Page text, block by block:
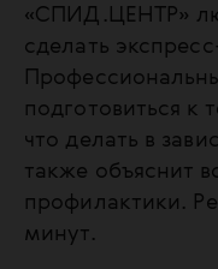
«СПИД.ЦЕНТР»
сделать
подготовиться к
что делать в
также объяснит
профилактики.
минут.